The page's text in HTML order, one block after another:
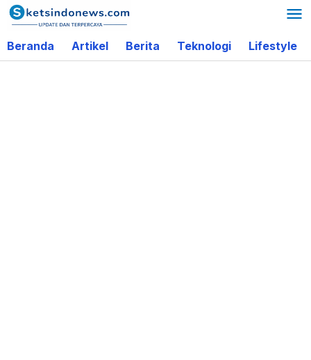
Lewati
ke
konten
Beranda Artikel Berita Teknologi Lifestyle